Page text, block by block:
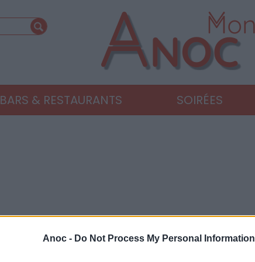
Anoc - Do Not Process My Personal Information
BARS & RESTAURANTS SOIRÉES